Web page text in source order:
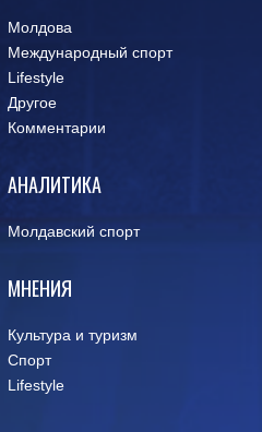
Молдова
Международный спорт
Lifestyle
Другое
Комментарии
АНАЛИТИКА
Молдавский спорт
МНЕНИЯ
Культура и туризм
Спорт
Lifestyle